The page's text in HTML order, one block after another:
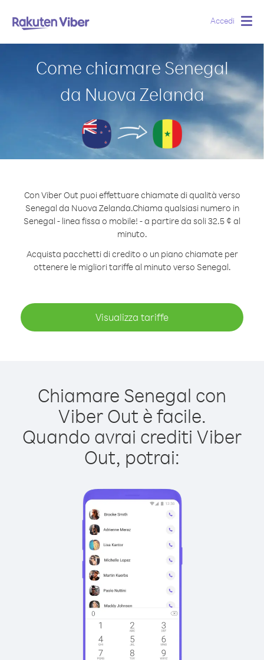
Accedi
Come chiamare Senegal
da Nuova Zelanda
Con Viber Out puoi effettuare chiamate di qualità verso
Senegal da Nuova Zelanda.Chiama qualsiasi numero in
Senegal - linea fissa o mobile! - a partire da soli 32.5 ¢ al
minuto.
Acquista pacchetti di credito o un piano chiamate per
ottenere le migliori tariffe al minuto verso Senegal.
Visualizza tariffe
Chiamare Senegal con
Viber Out è facile.
Quando avrai crediti Viber
Out, potrai: